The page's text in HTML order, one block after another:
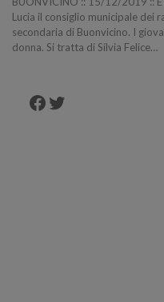
Lucia il consiglio municipale dei
secondaria di Buonvicino. I
donna. Si tratta di Silvia Felice…
Facebook
Twitter